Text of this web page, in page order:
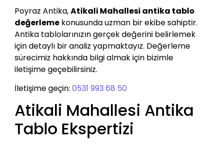
Poyraz Antika,Atikali Mahallesi antika tablo
değerleme konusunda uzman bir ekibe sahiptir.
Antika tablolarınızın gerçek değerini belirlemek
için detaylı bir analiz yapmaktayız. Değerleme
sürecimiz hakkında bilgi almak için bizimle
iletişime geçebilirsiniz.
İletişime geçin: 0531 993 68 50
Atikali Mahallesi Antika
Tablo Ekspertizi